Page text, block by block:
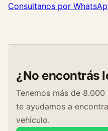
Consultanos por
¿No encontrás
Tenemos más de
te ayudamos a
vehículo.